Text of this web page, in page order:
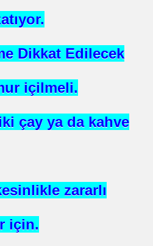
Dikkat Edilecek
içilmeli.
çay ya da kahve
zararlı
için.